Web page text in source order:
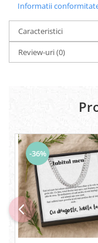
Informatii
Caracteristici
Review-uri(0)
-36%